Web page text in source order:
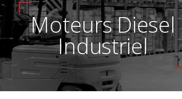
Moteurs Diesel
Industriel